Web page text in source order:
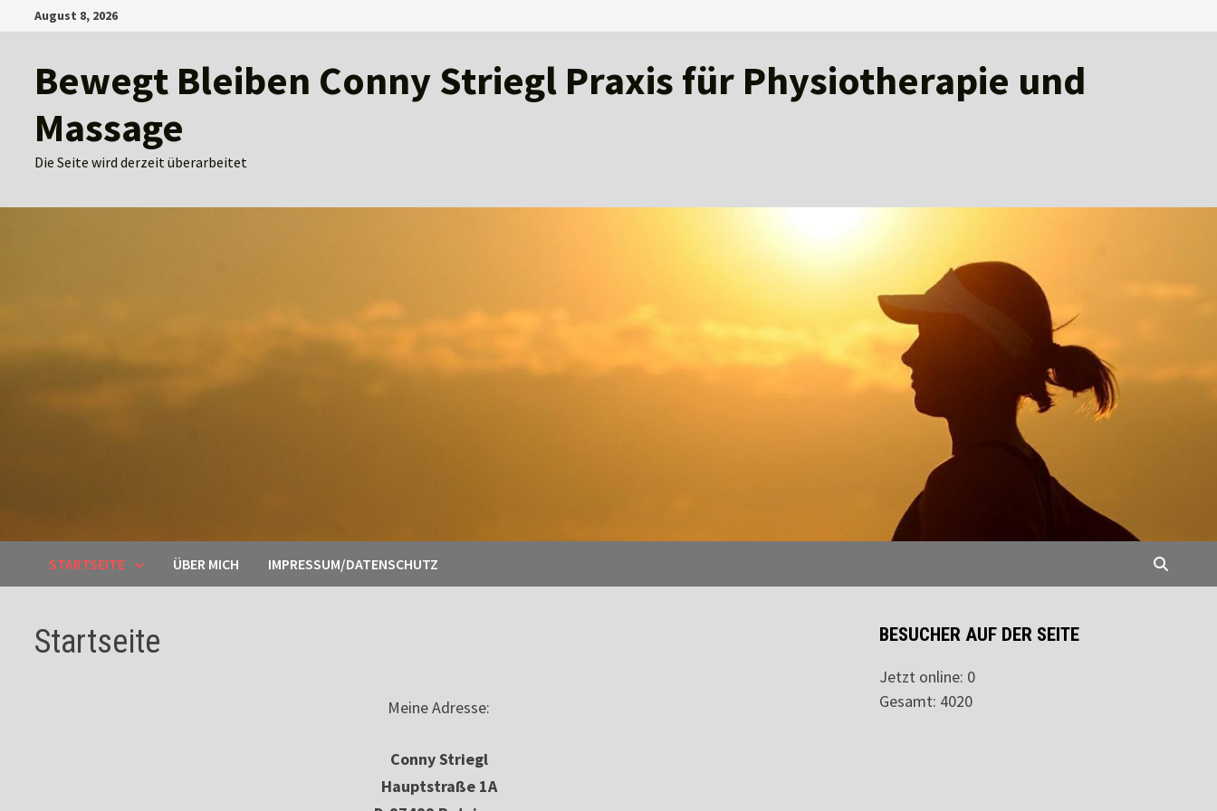
Inhalt
August 8, 2026
Bewegt Bleiben Conny Striegl Praxis für Physiotherapie und
Massage
Die Seite wird derzeit überarbeitet
STARTSEITE ÜBER MICH IMPRESSUM/DATENSCHUTZ
Startseite
Meine Adresse:
Conny Striegl
Hauptstraße 1A
BESUCHER AUF DER SEITE
Jetzt online: 0
Gesamt: 4020